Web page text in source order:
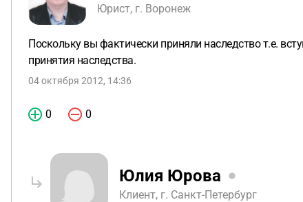
Юрист, г. Воронеж
Поскольку вы фактически приняли наследство т.е.
принятия наследства.
04 октября 2012, 14:36
0 0
Юлия Юрова
Клиент, г. Санкт-Петербург